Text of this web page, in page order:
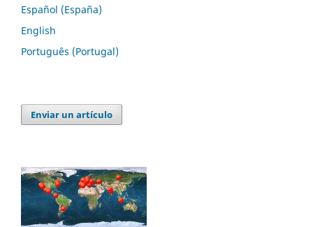
Español (España)
English
Português (Portugal)
Enviar un artículo